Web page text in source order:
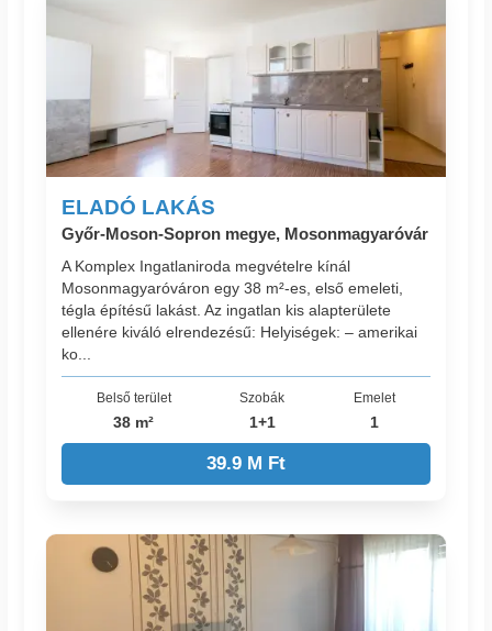
ELADÓ LAKÁS
Győr-Moson-Sopron megye, Mosonmagyaróvár
A Komplex Ingatlaniroda megvételre kínál
Mosonmagyaróváron egy 38 m²-es, első emeleti,
tégla építésű lakást. Az ingatlan kis alapterülete
ellenére kiváló elrendezésű: Helyiségek: – amerikai
ko...
Belső terület
38 m²
Szobák
1+1
Emelet
1
39.9 M Ft